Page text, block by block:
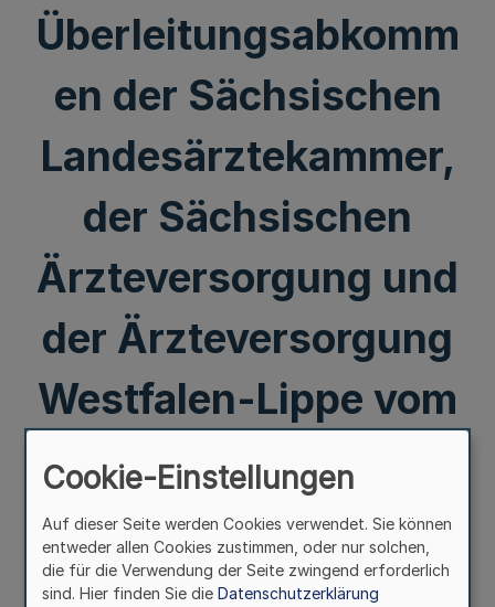
Überleitungsabkomm
en der Sächsischen
Landesärztekammer,
der Sächsischen
Ärzteversorgung und
der Ärzteversorgung
Westfalen-Lippe vom
20.10.1993/15.3.1994
MBl.NRW. 1994 S.
588.
Cookie-Einstellungen
Auf dieser Seite werden Cookies verwendet. Sie können
entweder allen Cookies zustimmen, oder nur solchen,
die für die Verwendung der Seite zwingend erforderlich
sind. Hier finden Sie die Datenschutzerklärung